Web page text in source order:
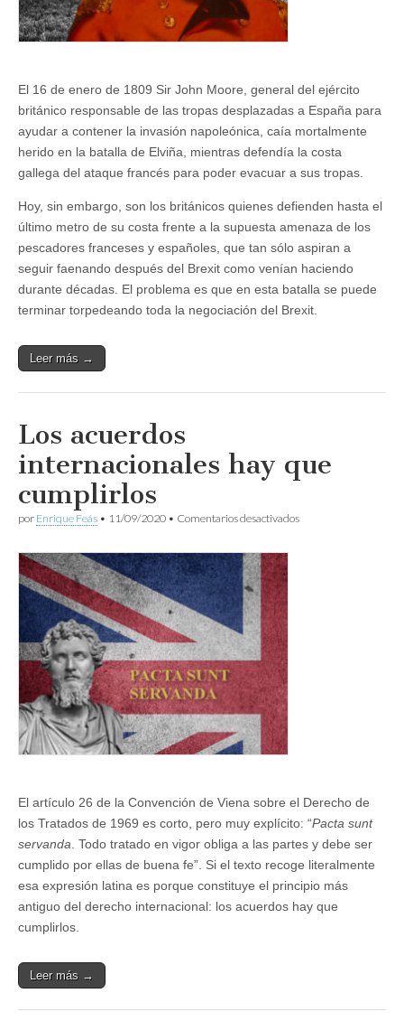
El 16 de enero de 1809 Sir John Moore, general del ejército
británico responsable de las tropas desplazadas a España para
ayudar a contener la invasión napoleónica, caía mortalmente
herido en la batalla de Elviña, mientras defendía la costa
gallega del ataque francés para poder evacuar a sus tropas.
Hoy, sin embargo, son los británicos quienes defienden hasta el
último metro de su costa frente a la supuesta amenaza de los
pescadores franceses y españoles, que tan sólo aspiran a
seguir faenando después del Brexit como venían haciendo
durante décadas. El problema es que en esta batalla se puede
terminar torpedeando toda la negociación del Brexit.
Leer más →
Los acuerdos
internacionales hay que
cumplirlos
por Enrique Feás • 11/09/2020 • Comentarios desactivadosen
El artículo 26 de la Convención de Viena sobre el Derecho de
los Tratados de 1969 es corto, pero muy explícito: “Pacta sunt
servanda . Todo tratado en vigor obliga a las partes y debe ser
cumplido por ellas de buena fe”. Si el texto recoge literalmente
esa expresión latina es porque constituye el principio más
antiguo del derecho internacional: los acuerdos hay que
cumplirlos.
Leer más →